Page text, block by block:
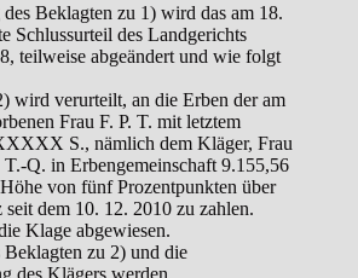
Beklagten zu 1) wird das am 18.
Schlussurteil des Landgerichts
teilweise abgeändert und wie folgt
wird verurteilt, an die Erben der am
Frau F. P. T. mit letztem
S., nämlich dem Kläger, Frau
Q. in Erbengemeinschaft 9.155,56
von fünf Prozentpunkten über
seit dem 10. 12. 2010 zu zahlen.
Klage abgewiesen.
zu 2) und die
des Klägers werden